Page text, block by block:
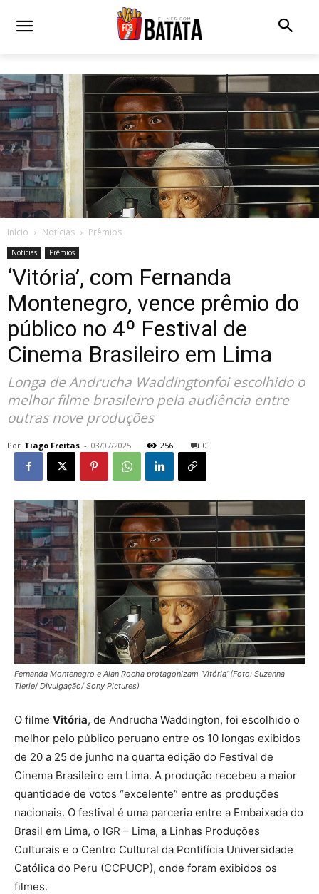
Início Notícias Prêmios
Notícias Prêmios
‘Vitória’, com Fernanda
Montenegro, vence prêmio do
público no 4º Festival de
Cinema Brasileiro em Lima
Longa de Andrucha Waddingtonfoi escolhido o
melhor filme brasileiro pela audiência entre
outras nove produções
Por Tiago Freitas - 03/07/2025 256 0
Fernanda Montenegro e Alan Rocha protagonizam ‘Vitória’ (Foto: Suzanna
Tierie/ Divulgação/ Sony Pictures)
O filme Vitória, de Andrucha Waddington, foi escolhido o
melhor pelo público peruano entre os 10 longas exibidos
de 20 a 25 de junho na quarta edição do Festival de
Cinema Brasileiro em Lima. A produção recebeu a maior
quantidade de votos “excelente” entre as produções
nacionais. O festival é uma parceria entre a Embaixada do
Brasil em Lima, o IGR – Lima, a Linhas Produções
Culturais e o Centro Cultural da Pontifícia Universidade
Católica do Peru (CCPUCP), onde foram exibidos os
filmes.